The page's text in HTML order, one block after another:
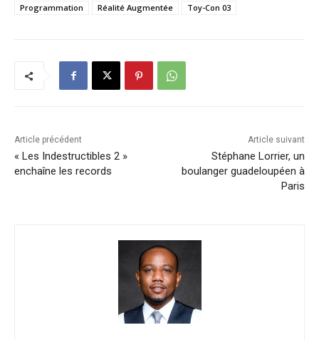
Programmation
Réalité Augmentée Toy-Con 03
Article précédent
« Les Indestructibles 2 »
enchaîne les records
Article suivant
Stéphane Lorrier, un
boulanger guadeloupéen à
Paris